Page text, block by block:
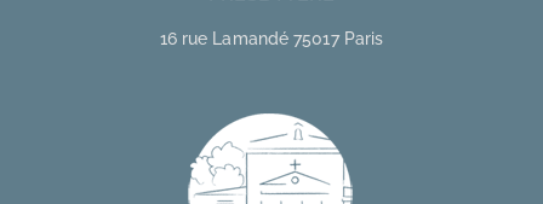
16 rue Lamandé 75017 Paris